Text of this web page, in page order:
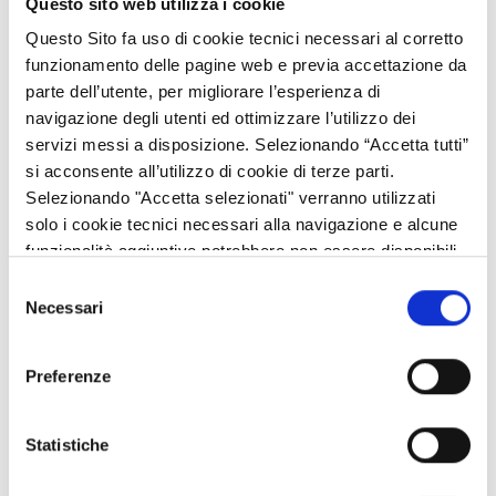
Questo Sito fa uso di cookie tecnici necessari al corretto
funzionamento delle pagine web e previa accettazione da
parte dell’utente, per migliorare l’esperienza di
navigazione degli utenti ed ottimizzare l’utilizzo dei
servizi messi a disposizione. Selezionando “Accetta tutti”
si acconsente all’utilizzo di cookie di terze parti.
Selezionando "Accetta selezionati" verranno utilizzati
solo i cookie tecnici necessari alla navigazione e alcune
funzionalità aggiuntive potrebbero non essere disponibili.
delNecessari
Preferenze
Statistiche
Italia: Lombardia, Friuli Venezia Giulia, Veneto, Trentino-Alto
Adige, Valle d’Aosta, Piemonte, Liguria
Slovenia: intero paese.
Gli Stati Membri cooperano con i seguenti Stati non-Membri,
come pieni partner: Liechtenstein e Svizzera.
Beneficiari
I fondi FESR possono essere assegnati solo ai beneficiari situati
all’interno dell’area di cooperazione o, in via eccezionale ed
beneficiari con sede nel territorio di uno Stato membro di
Programma a condizione che da tale partecipazione derivi un
evidente vantaggio per l’area di cooperazione. Fanno eccezione
gli enti pubblici nazionali (pubbliche autorità nazionali e agenzie
responsabilità o giurisdizione sull’intero territorio nazionale.